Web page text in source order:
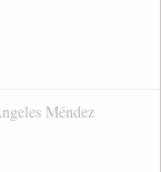
Méndez